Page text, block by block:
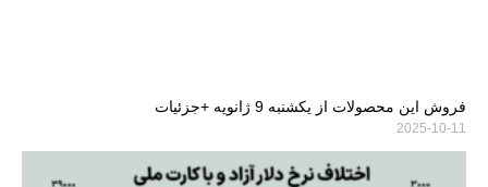
فروش این محصولات از یکشنبه 9 ژانویه +جزئیات
2025-10-11